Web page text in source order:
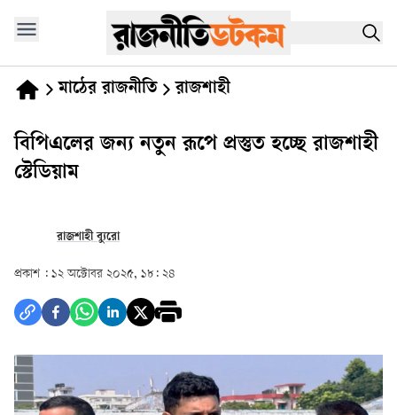
মাঠের রাজনীতি রাজশাহী
বিপিএলের জন্য নতুন রূপে প্রস্তুত হচ্ছে রাজশাহী
স্টেডিয়াম
রাজশাহী ব্যুরো
প্রকাশ : ১২ অক্টোবর ২০২৫, ১৮: ২৪